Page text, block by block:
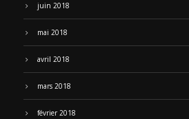
juin 2018
mai 2018
avril 2018
mars 2018
février 2018